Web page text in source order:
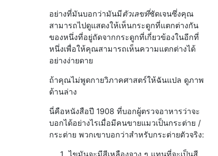
อย่างที่มันบอกว่ามันมีตัวเลขที่ชัดเจนซึ่งคุณ
สามารถไปดูแสดงให้เห็นกระดูกที่แตกต่างกัน
ของหนึ่งที่อยู่ถัดจากกระดูกที่เกี่ยวข้องในอีกที่
หนึ่งเพื่อให้คุณสามารถเห็นความแตกต่างได้
อย่างง่ายดาย
ถ้าคุณไม่พูดกายวิภาคศาสตร์ให้ฉันแปล ดูภาพ
ด้านล่าง
นี่คือหนังสือปี 1908 ที่บอกผู้ตรวจอาหารว่าจะ
บอกได้อย่างไรเมื่อมีคนขายแมวเป็นกระต่าย /
กระต่าย พวกเขาบอกว่าสำหรับกระต่ายตัวจริง:
ไขมันจะมีสีเหลืองจาง ๆ แทนที่จะเป็นสี